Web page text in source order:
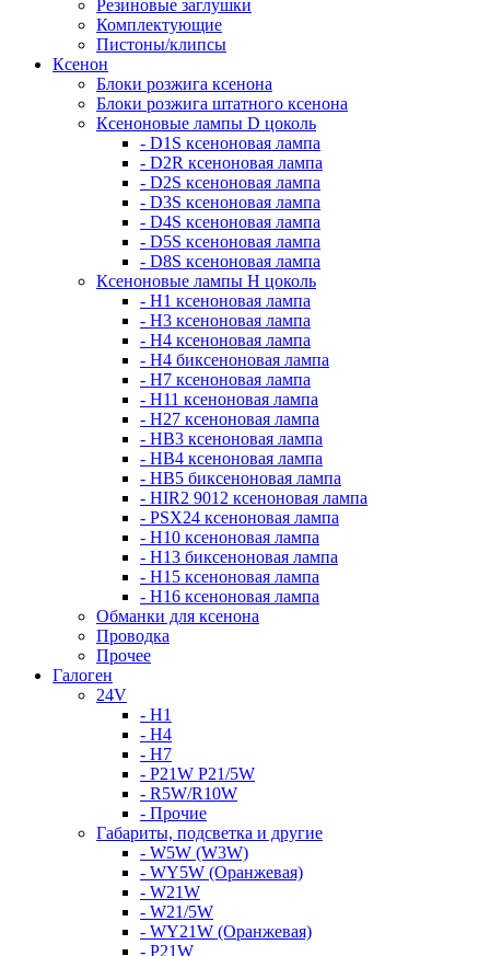
Резиновые заглушки
Комплектующие
Пистоны/клипсы
Ксенон
Блоки розжига ксенона
Блоки розжига штатного ксенона
Ксеноновые лампы D цоколь
- D1S ксеноновая лампа
- D2R ксеноновая лампа
- D2S ксеноновая лампа
- D3S ксеноновая лампа
- D4S ксеноновая лампа
- D5S ксеноновая лампа
- D8S ксеноновая лампа
Ксеноновые лампы Н цоколь
- H1 ксеноновая лампа
- H3 ксеноновая лампа
- H4 ксеноновая лампа
- H4 биксеноновая лампа
- H7 ксеноновая лампа
- H11 ксеноновая лампа
- H27 ксеноновая лампа
- HB3 ксеноновая лампа
- HB4 ксеноновая лампа
- HB5 биксеноновая лампа
- HIR2 9012 ксеноновая лампа
- PSX24 ксеноновая лампа
- H10 ксеноновая лампа
- H13 биксеноновая лампа
- H15 ксеноновая лампа
- H16 ксеноновая лампа
Обманки для ксенона
Проводка
Прочее
Галоген
24V
- H1
- H4
- H7
- P21W P21/5W
- R5W/R10W
- Прочие
Габариты, подсветка и другие
- W5W (W3W)
- WY5W (Оранжевая)
- W21W
- W21/5W
- WY21W (Оранжевая)
- P21W